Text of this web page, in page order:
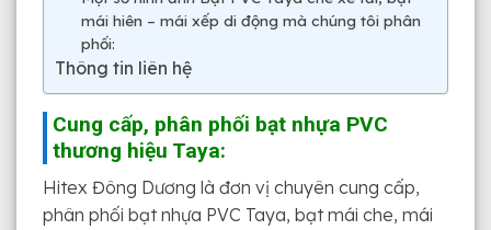
mái hiên – mái xếp di động mà chúng tôi phân
phối:
Thông tin liên hệ
Cung cấp, phân phối bạt nhựa PVC
thương hiệu Taya:
Hitex Đông Dương là đơn vị chuyên cung cấp,
phân phối bạt nhựa PVC Taya, bạt mái che, mái